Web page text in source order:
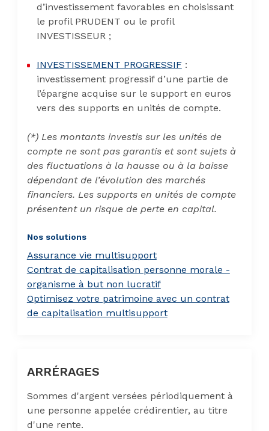
d’investissement favorables en choisissant
le profil PRUDENT ou le profil
INVESTISSEUR ;
INVESTISSEMENT PROGRESSIF:
investissement progressif d’une partie de
l’épargne acquise sur le support en euros
vers des supports en unités de compte.
(*) Les montants investis sur les unités de
compte ne sont pas garantis et sont sujets à
des fluctuations à la hausse ou à la baisse
dépendant de l’évolution des marchés
financiers. Les supports en unités de compte
présentent un risque de perte en capital.
Nos solutions
Assurance vie multisupport
Contrat de capitalisation personne morale -
organisme à but non lucratif
Optimisez votre patrimoine avec un contrat
de capitalisation multisupport
ARRÉRAGES
Sommes d'argent versées périodiquement à
une personne appelée crédirentier, au titre
d'une rente.